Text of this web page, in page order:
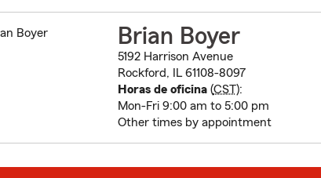
Brian Boyer
5192 Harrison Avenue
Rockford, IL 61108-8097
Horas de oficina(CST):
Mon-Fri 9:00 am to 5:00 pm
Other times by appointment